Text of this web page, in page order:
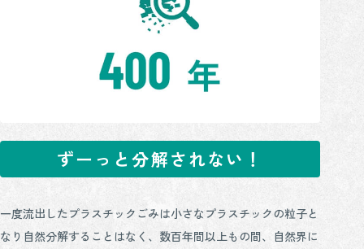
ずーっと分解されない！
一度流出したプラスチックごみは小さなプラスチックの粒子と
なり自然分解することはなく、数百年間以上もの間、自然界に